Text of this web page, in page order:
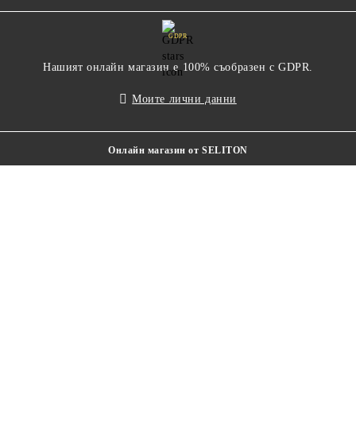
GDPR
Нашият онлайн магазин е 100% съобразен с GDPR.
Моите лични данни
Онлайн магазин от SELITON